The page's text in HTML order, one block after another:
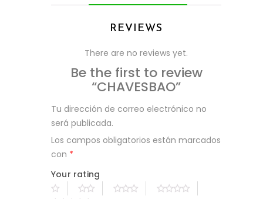
REVIEWS
There are no reviews yet.
Be the first to review
“CHAVESBAO”
Tu dirección de correo electrónico no
será publicada.
Los campos obligatorios están marcados
con *
Your rating